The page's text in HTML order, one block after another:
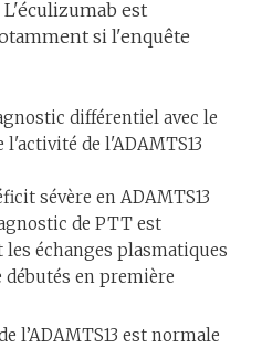
est
si l'enquête
différentiel avec le
l'activité de l'ADAMTS13
sévère en ADAMTS13
de PTT est
échanges plasmatiques
débutés en première
l’ADAMTS13 est normale